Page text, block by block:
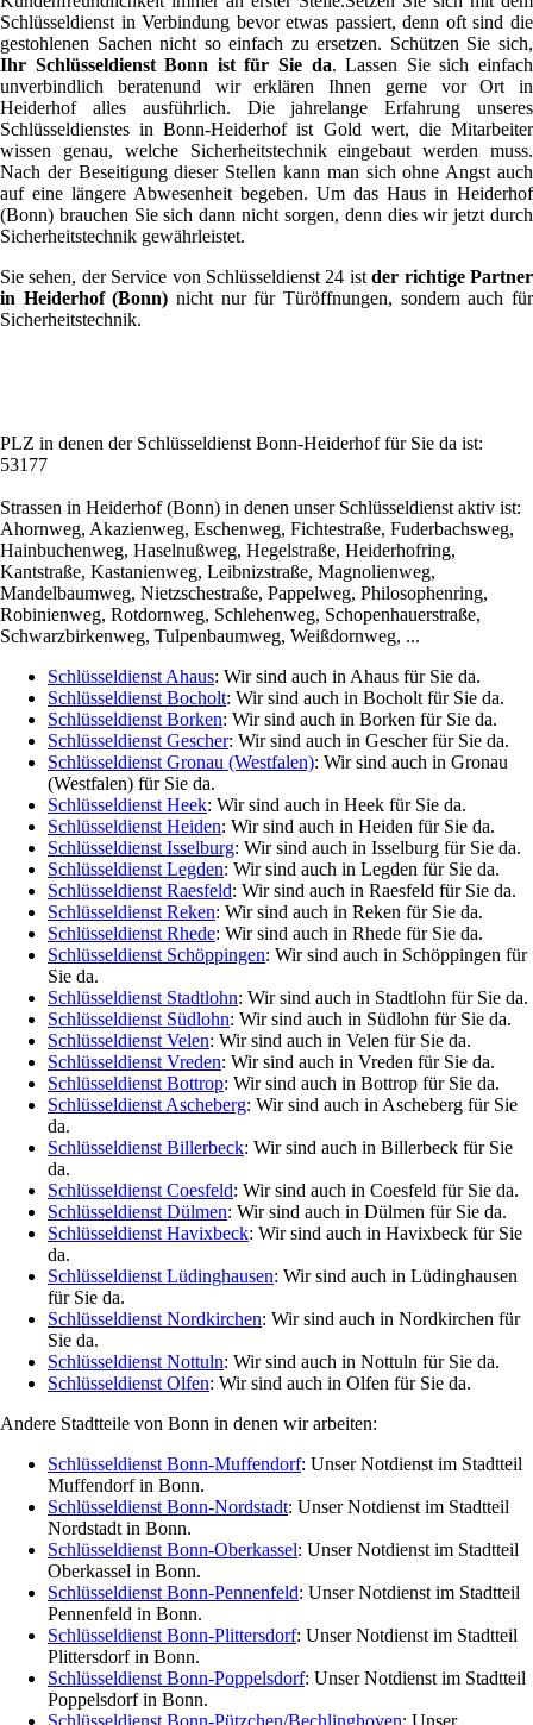
Schlüsseldienst in Verbindung bevor etwas passiert, denn oft sind die
gestohlenen Sachen nicht so einfach zu ersetzen. Schützen Sie sich,
Ihr Schlüsseldienst Bonn ist für Sie da. Lassen Sie sich einfach
unverbindlich beratenund wir erklären Ihnen gerne vor Ort in
Heiderhof alles ausführlich. Die jahrelange Erfahrung unseres
Schlüsseldienstes in Bonn-Heiderhof ist Gold wert, die Mitarbeiter
wissen genau, welche Sicherheitstechnik eingebaut werden muss.
Nach der Beseitigung dieser Stellen kann man sich ohne Angst auch
auf eine längere Abwesenheit begeben. Um das Haus in Heiderhof
(Bonn) brauchen Sie sich dann nicht sorgen, denn dies wir jetzt durch
Sicherheitstechnik gewährleistet.
Sie sehen, der Service von Schlüsseldienst 24 istder richtige Partner
in Heiderhof (Bonn) nicht nur für Türöffnungen, sondern auch für
Sicherheitstechnik.
PLZ in denen der Schlüsseldienst Bonn-Heiderhof für Sie da ist:
53177
Strassen in Heiderhof (Bonn) in denen unser Schlüsseldienst aktiv ist:
Ahornweg, Akazienweg, Eschenweg, Fichtestraße, Fuderbachsweg,
Hainbuchenweg, Haselnußweg, Hegelstraße, Heiderhofring,
Kantstraße, Kastanienweg, Leibnizstraße, Magnolienweg,
Mandelbaumweg, Nietzschestraße, Pappelweg, Philosophenring,
Robinienweg, Rotdornweg, Schlehenweg, Schopenhauerstraße,
Schwarzbirkenweg, Tulpenbaumweg, Weißdornweg, ...
Schlüsseldienst Ahaus: Wir sind auch in Ahaus für Sie da.
Schlüsseldienst Bocholt: Wir sind auch in Bocholt für Sie da.
Schlüsseldienst Borken: Wir sind auch in Borken für Sie da.
Schlüsseldienst Gescher: Wir sind auch in Gescher für Sie da.
Schlüsseldienst Gronau (Westfalen): Wir sind auch in Gronau
(Westfalen) für Sie da.
Schlüsseldienst Heek: Wir sind auch in Heek für Sie da.
Schlüsseldienst Heiden: Wir sind auch in Heiden für Sie da.
Schlüsseldienst Isselburg: Wir sind auch in Isselburg für Sie da.
Schlüsseldienst Legden: Wir sind auch in Legden für Sie da.
Schlüsseldienst Raesfeld: Wir sind auch in Raesfeld für Sie da.
Schlüsseldienst Reken: Wir sind auch in Reken für Sie da.
Schlüsseldienst Rhede: Wir sind auch in Rhede für Sie da.
Schlüsseldienst Schöppingen: Wir sind auch in Schöppingen für
Sie da.
Schlüsseldienst Stadtlohn: Wir sind auch in Stadtlohn für Sie da.
Schlüsseldienst Südlohn: Wir sind auch in Südlohn für Sie da.
Schlüsseldienst Velen: Wir sind auch in Velen für Sie da.
Schlüsseldienst Vreden: Wir sind auch in Vreden für Sie da.
Schlüsseldienst Bottrop: Wir sind auch in Bottrop für Sie da.
Schlüsseldienst Ascheberg: Wir sind auch in Ascheberg für Sie
da.
Schlüsseldienst Billerbeck: Wir sind auch in Billerbeck für Sie
da.
Schlüsseldienst Coesfeld: Wir sind auch in Coesfeld für Sie da.
Schlüsseldienst Dülmen: Wir sind auch in Dülmen für Sie da.
Schlüsseldienst Havixbeck: Wir sind auch in Havixbeck für Sie
da.
Schlüsseldienst Lüdinghausen: Wir sind auch in Lüdinghausen
für Sie da.
Schlüsseldienst Nordkirchen: Wir sind auch in Nordkirchen für
Sie da.
Schlüsseldienst Nottuln: Wir sind auch in Nottuln für Sie da.
Schlüsseldienst Olfen: Wir sind auch in Olfen für Sie da.
Andere Stadtteile von Bonn in denen wir arbeiten:
Schlüsseldienst Bonn-Muffendorf: Unser Notdienst im Stadtteil
Muffendorf in Bonn.
Schlüsseldienst Bonn-Nordstadt: Unser Notdienst im Stadtteil
Nordstadt in Bonn.
Schlüsseldienst Bonn-Oberkassel: Unser Notdienst im Stadtteil
Oberkassel in Bonn.
Schlüsseldienst Bonn-Pennenfeld: Unser Notdienst im Stadtteil
Pennenfeld in Bonn.
Schlüsseldienst Bonn-Plittersdorf: Unser Notdienst im Stadtteil
Plittersdorf in Bonn.
Schlüsseldienst Bonn-Poppelsdorf: Unser Notdienst im Stadtteil
Poppelsdorf in Bonn.
Schlüsseldienst Bonn-Pützchen/Bechlinghoven: Unser